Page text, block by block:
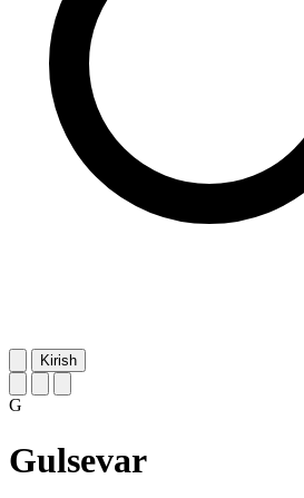
Kirish
G
Gulsevar